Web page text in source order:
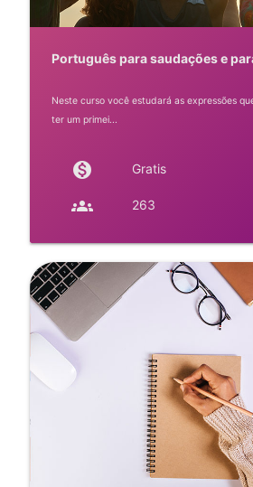
Português para saudações e
Neste curso você estudará as expressões
ter um primei...
monetization_on Gratis
groups 263